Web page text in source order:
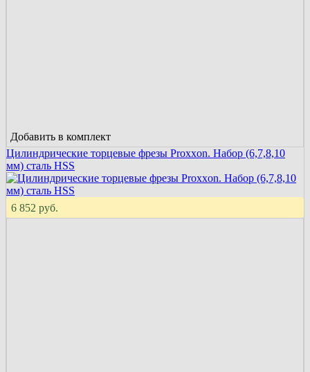
Добавить в комплект
Цилиндрические торцевые фрезы Proxxon. Набор (6,7,8,10
мм) сталь HSS
6 852 руб.